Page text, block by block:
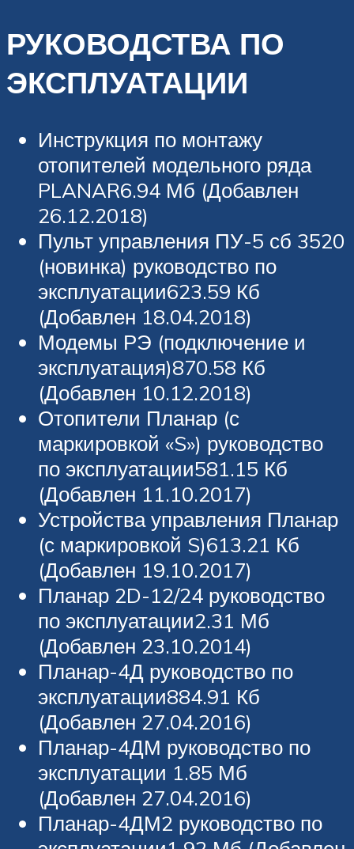
РУКОВОДСТВА ПО
ЭКСПЛУАТАЦИИ
Инструкция по монтажу
отопителей модельного ряда
PLANAR6.94 Мб (Добавлен
26.12.2018)
Пульт управления ПУ-5 сб 3520
(новинка) руководство по
эксплуатации623.59 Кб
(Добавлен 18.04.2018)
Модемы РЭ (подключение и
эксплуатация)870.58 Кб
(Добавлен 10.12.2018)
Отопители Планар (с
маркировкой «S») руководство
по эксплуатации581.15 Кб
(Добавлен 11.10.2017)
Устройства управления Планар
(с маркировкой S)613.21 Кб
(Добавлен 19.10.2017)
Планар 2D-12/24 руководство
по эксплуатации2.31 Мб
(Добавлен 23.10.2014)
Планар-4Д руководство по
эксплуатации884.91 Кб
(Добавлен 27.04.2016)
Планар-4ДМ руководство по
эксплуатации 1.85 Мб
(Добавлен 27.04.2016)
Планар-4ДМ2 руководство по